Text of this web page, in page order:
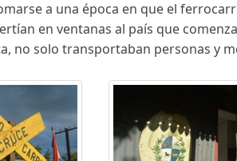
a una época en que el
en ventanas al país que
no solo transportaban personas y